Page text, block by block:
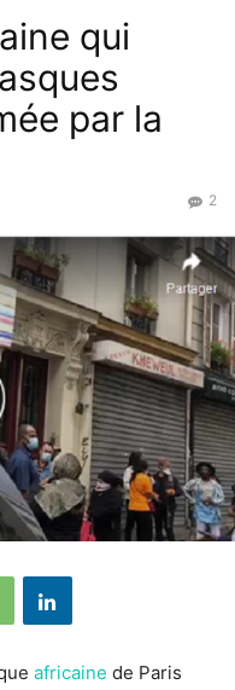
qui
par la
2
africaine de Paris